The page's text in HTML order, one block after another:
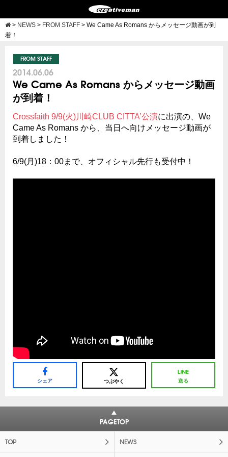
> NEWS > FROM STAFF > We Came As Romans からメッセージ動画が到
着！
FROM STAFF
2014.06.06
We Came As Romans からメッセージ動画
が到着！
Crossfaith 9/9(火)川崎CLUB CITTA’公演に出演の、We
Came As Romans から、当日へ向けメッセージ動画が
到着しました！
6/9(月)18：00まで、オフィシャル先行も受付中！
シェア つぶやく 送る
PAGETOP
TOP NEWS